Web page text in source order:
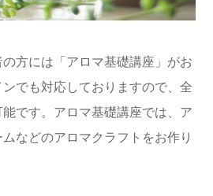
方には「アロマ基礎講座」がお
でも対応しておりますので、全
です。アロマ基礎講座では、ア
などのアロマクラフトをお作り